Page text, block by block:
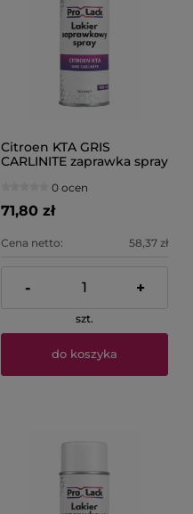
Citroen KTA GRIS
CARLINITE zaprawka spray
0 ocen
71,80 zł
Cena netto: 58,37 zł
- +
szt.
do koszyka